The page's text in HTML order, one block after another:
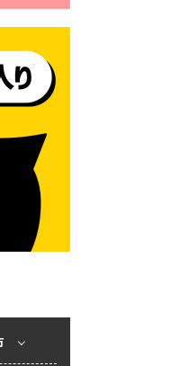
ケグ
経済
３
表」
家
の